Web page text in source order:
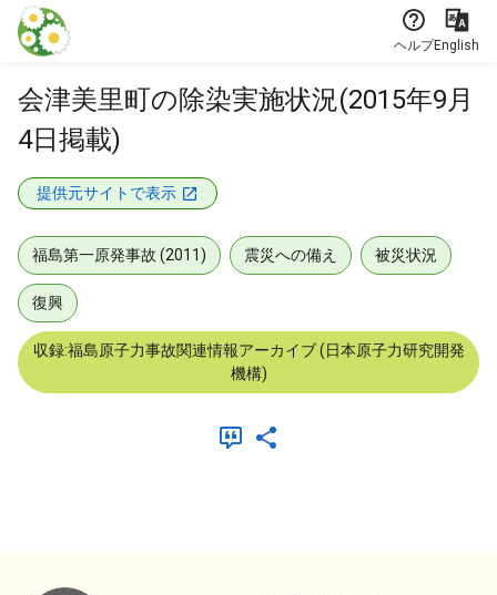
本文に飛ぶ
ヘルプEnglish
会津美里町の除染実施状況(2015年9月
4日掲載)
提供元サイトで表示
福島第一原発事故 (2011) 震災への備え 被災状況
復興
収録:福島原子力事故関連情報アーカイブ (日本原子力研究開発
機構)